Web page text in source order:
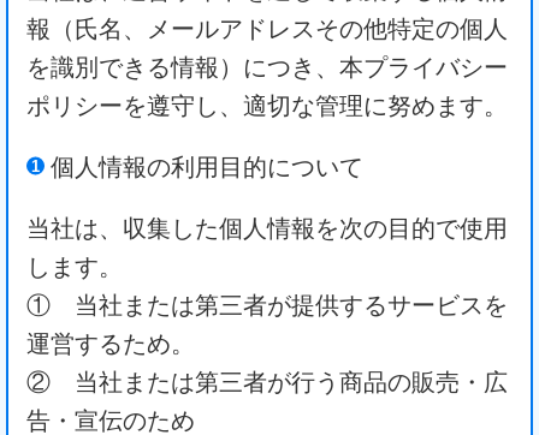
報（氏名、メールアドレスその他特定の個人
を識別できる情報）につき、本プライバシー
ポリシーを遵守し、適切な管理に努めます。
個人情報の利用目的について
当社は、収集した個人情報を次の目的で使用
します。
① 当社または第三者が提供するサービスを
運営するため。
② 当社または第三者が行う商品の販売・広
告・宣伝のため